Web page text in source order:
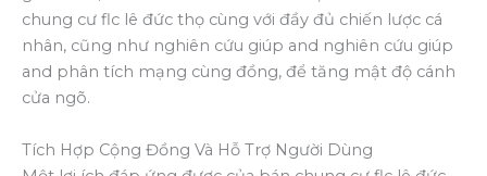
chung cư flc lê đức thọ cùng với đầy đủ chiến lược cá
nhân, cũng như nghiên cứu giúp and nghiên cứu giúp
and phân tích mạng cùng đồng, để tăng mật độ cánh
cửa ngõ.
Tích Hợp Cộng Đồng Và Hỗ Trợ Người Dùng